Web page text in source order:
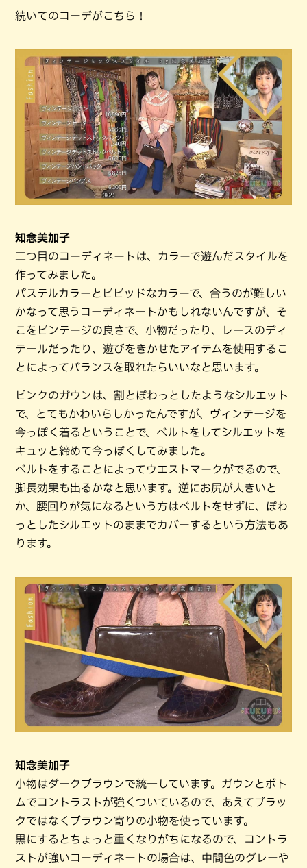
続いてのコーデがこちら！
知念美加子
二つ目のコーディネートは、カラーで遊んだスタイルを
作ってみました。
パステルカラーとビビッドなカラーで、合うのが難しい
かなって思うコーディネートかもしれないんですが、そ
こをビンテージの良さで、小物だったり、レースのディ
テールだったり、遊びをきかせたアイテムを使用するこ
とによってバランスを取れたらいいなと思います。
ピンクのガウンは、割とぽわっとしたようなシルエット
で、とてもかわいらしかったんですが、ヴィンテージを
今っぽく着るということで、ベルトをしてシルエットを
キュッと締めて今っぽくしてみました。
ベルトをすることによってウエストマークがでるので、
脚長効果も出るかなと思います。逆にお尻が大きいと
か、腰回りが気になるという方はベルトをせずに、ぽわ
っとしたシルエットのままでカバーするという方法もあ
ります。
知念美加子
小物はダークブラウンで統一しています。ガウンとボト
ムでコントラストが強くついているので、あえてブラッ
クではなくブラウン寄りの小物を使っています。
黒にするとちょっと重くなりがちになるので、コントラ
ストが強いコーディネートの場合は、中間色のグレーや